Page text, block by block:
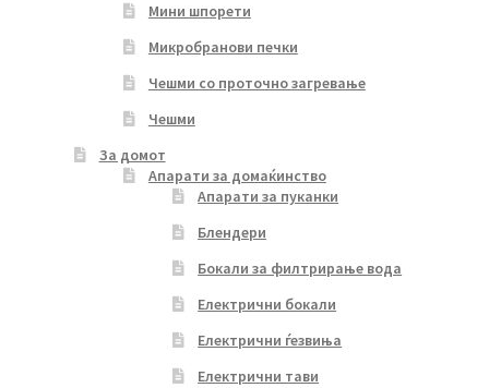
Мини шпорети
Микробранови печки
Чешми со проточно загревање
Чешми
За домот
Апарати за домаќинство
Апарати за пуканки
Блендери
Бокали за филтрирање вода
Електрични бокали
Електрични ѓезвиња
Електрични тави